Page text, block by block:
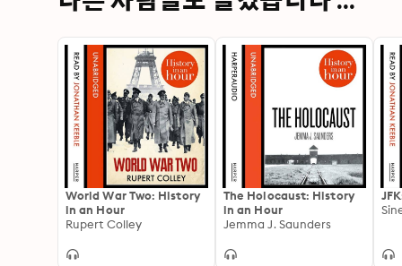
World War Two: History
in an Hour
Rupert Colley
The Holocaust: History
in an Hour
Jemma J. Saunders